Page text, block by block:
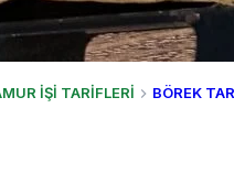
İŞİ TARİFLERİ BÖREK